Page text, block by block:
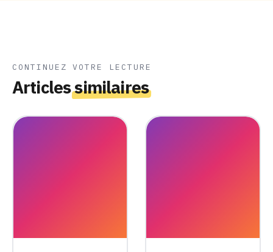
CONTINUEZ VOTRE LECTURE
Articlessimilaires